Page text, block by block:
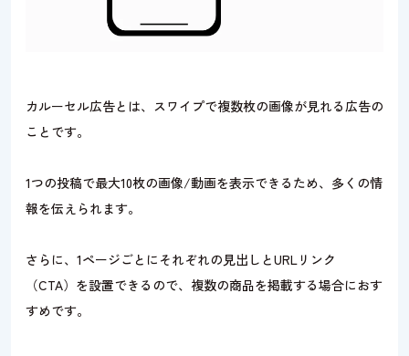
カルーセル広告とは、スワイプで複数枚の画像が見れる広告の
ことです。
1つの投稿で最大10枚の画像/動画を表示できるため、多くの情
報を伝えられます。
さらに、1ページごとにそれぞれの見出しとURLリンク
（CTA）を設置できるので、複数の商品を掲載する場合におす
すめです。